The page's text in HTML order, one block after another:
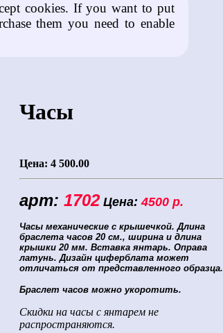
cookies. If you want to put
them you need to enable
Часы
Цена: 4 500.00
арт: 1702 Цена: 4500 р.
Часы механические с крышечкой. Длина
браслета часов 20 см., ширина и длина
крышки 20 мм. Вставка янтарь. Оправа
латунь. Дизайн циферблата может
отличаться от представленного образца.
Браслет часов можно укоротить.
Скидки на часы с янтарем не
распространяются.